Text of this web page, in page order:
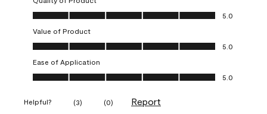
Quality of Product, 5.0 out of 5
5.0
Value of Product
Value of Product, 5.0 out of 5
5.0
Ease of Application
Ease of Application, 5.0 out of 5
5.0
Helpful? (3) (0) Report